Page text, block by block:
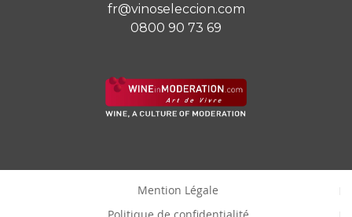
fr@vinoseleccion.com
0800 90 73 69
Mention Légale